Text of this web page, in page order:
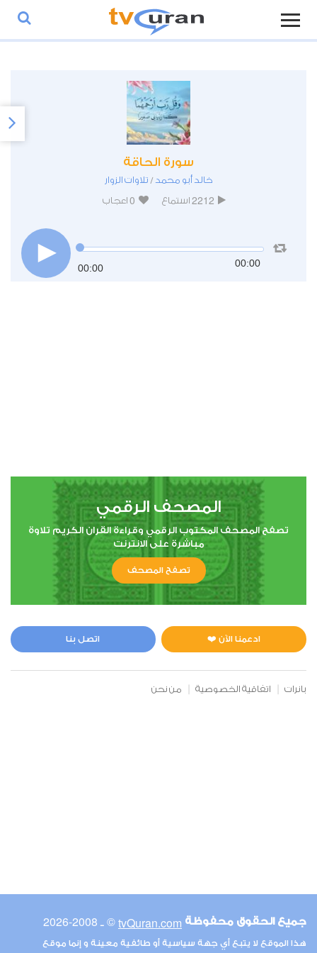
سورة الحاقة
خالد أبو محمد / تلاوات الزوار
2212 استماع 0 اعجاب
00:00 00:00
المصحف الرقمي
تصفح المصحف المكتوب الرقمي وقراءة القران الكريم تلاوة
مباشرة على الانترنت
تصفح المصحف
ادعمنا الآن ❤️ اتصل بنا
بانرات اتفاقية الخصوصية من نحن
جميع الحقوق محفوظة tvQuran.com© ـ 2008-2026
هذا الموقع لا يتبع أي جهة سياسية أو طائفية معينة و إنما موقع